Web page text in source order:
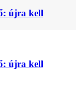
újra kell
újra kell